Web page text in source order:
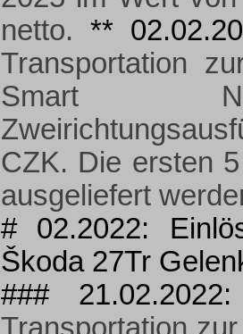
netto. **
Transportation
Smart
CZK. Die ersten
ausgeliefert
# 02.2022:
Škoda 27Tr
###